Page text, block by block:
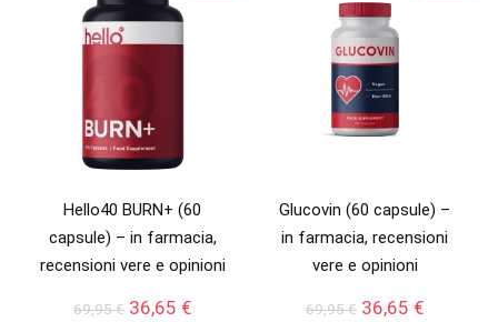
Hello40 BURN+ (60
capsule) – in farmacia,
recensioni vere e opinioni
69,95€ Il
36,65 €Il
Glucovin (60 capsule) –
in farmacia, recensioni
vere e opinioni
69,95€ Il
36,65 €Il